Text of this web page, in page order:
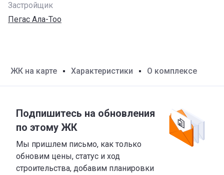
Застройщик
Пегас Ала-Тоо
ЖК на карте Характеристики О комплексе
Подпишитесь на обновления
по этому ЖК
Мы пришлем письмо, как только
обновим цены, статус и ход
строительства, добавим планировки